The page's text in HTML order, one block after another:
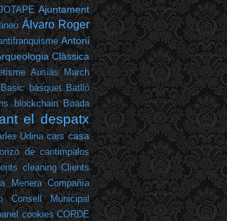
Ajuntament
Álvaro Roger
Antoni
Clàssica
Ausiàs March
Basic bàsquet Batlló
blockchain Boada
el despatx
Udina cars casa
de cantimpalos
cleaning Clients
Menera Compañía
Consell Municipal
cookies CORDE